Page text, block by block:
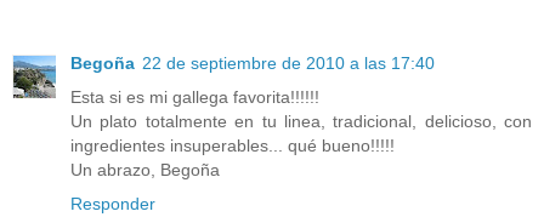
Begoña 22 de septiembre de 2010 a las 17:40
Esta si es mi gallega favorita!!!!!!
Un plato totalmente en tu linea, tradicional, delicioso, con
ingredientes insuperables... qué bueno!!!!!
Un abrazo, Begoña
Responder